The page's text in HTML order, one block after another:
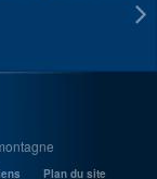
Plan du site